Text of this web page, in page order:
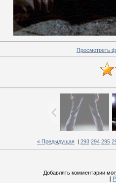
Просмотреть
« Предыдущая 293 294 295
Добавлять комментарии
[